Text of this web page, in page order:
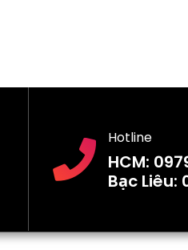
Hotline
HCM:
Bạc Liêu: